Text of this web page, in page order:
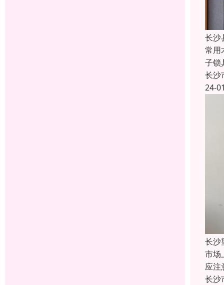
长沙
常用
子锁
长沙
24-
长沙
市场
应注
长沙